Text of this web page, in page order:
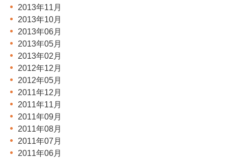
2013年11月
2013年10月
2013年06月
2013年05月
2013年02月
2012年12月
2012年05月
2011年12月
2011年11月
2011年09月
2011年08月
2011年07月
2011年06月